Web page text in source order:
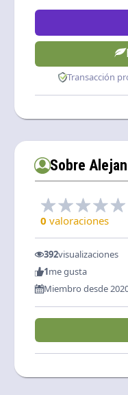
Transacción
Sobre
0 valoraciones
392visualizaciones
1me gusta
Miembro desde